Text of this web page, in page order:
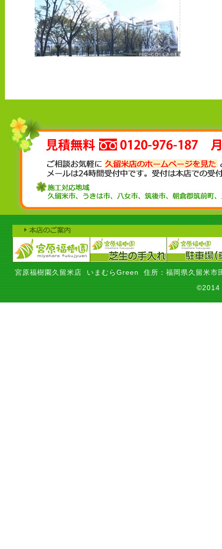
宮原福樹園久留米店 いまむらGreen 住所：福岡県久留米市
©2014